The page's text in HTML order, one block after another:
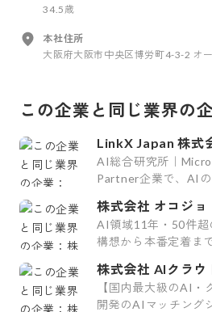
34.5歳
本社住所
大阪府大阪市中央区博労町4-3-2 オ
この企業と同じ業界の
LinkX Japan 株式
AI総合研究所｜
Partner企業で、AI
株式会社 オコジョ
AI領域11年・50件超
構想から本番定着ま
株式会社 AIクラウ
【国内最大級のAI・
開発のAIマッチング